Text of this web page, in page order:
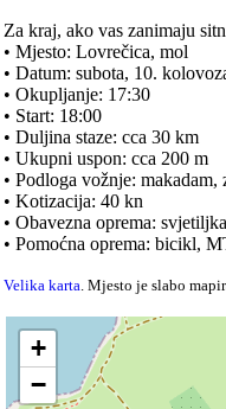
Za kraj, ako vas zanimaju
• Mjesto: Lovrečica, mol
• Datum: subota, 10.
• Okupljanje: 17:30
• Start: 18:00
• Duljina staze: cca 30 km
• Ukupni uspon: cca 200 m
• Podloga vožnje: makadam,
• Kotizacija: 40 kn
• Obavezna oprema:
• Pomoćna oprema: bicikl,
Velika karta. Mjesto je slabo
+
−